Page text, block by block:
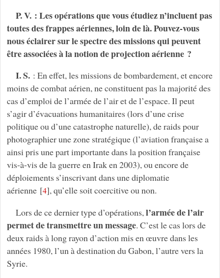
P. V. : Les opérations que vous étudiez n’incluent pas
toutes des frappes aériennes, loin de là. Pouvez-vous
nous éclairer sur le spectre des missions qui peuvent
être associées à la notion de projection aérienne ?
I. S.: En effet, les missions de bombardement, et encore
moins de combat aérien, ne constituent pas la majorité des
cas d’emploi de l’armée de l’air et de l’espace. Il peut
s’agir d’évacuations humanitaires (lors d’une crise
politique ou d’une catastrophe naturelle), de raids pour
photographier une zone stratégique (l’aviation française a
ainsi pris une part importante dans la position française
vis-à-vis de la guerre en Irak en 2003), ou encore de
déploiements s’inscrivant dans une diplomatie
aérienne[4], qu’elle soit coercitive ou non.
Lors de ce dernier type d’opérations, l’armée de l’air
permet de transmettre un message. C’est le cas lors de
deux raids à long rayon d’action mis en œuvre dans les
années 1980, l’un à destination du Gabon, l’autre vers la
Syrie.